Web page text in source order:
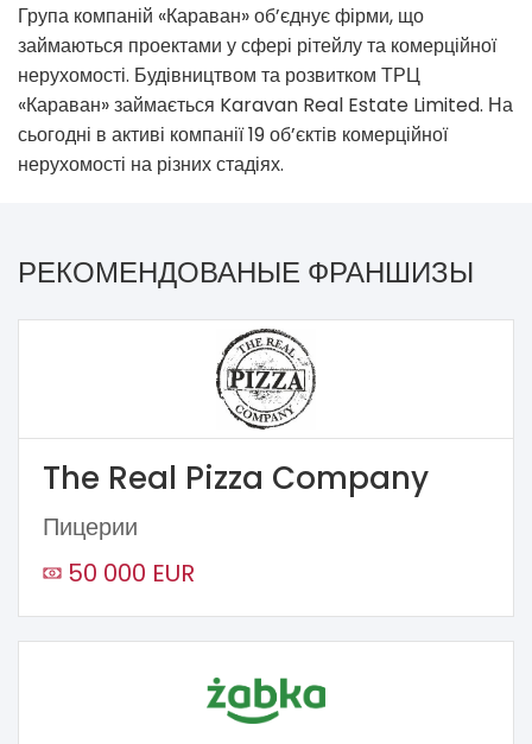
Група компаній «Караван» об’єднує фірми, що
займаються проектами у сфері рітейлу та комерційної
нерухомості. Будівництвом та розвитком ТРЦ
«Караван» займається Karavan Real Estate Limited. На
сьогодні в активі компанії 19 об’єктів комерційної
нерухомості на різних стадіях.
РЕКОМЕНДОВАНЫЕ ФРАНШИЗЫ
The Real Pizza Company
Пицерии
50 000 EUR